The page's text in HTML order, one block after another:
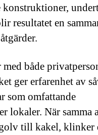
konstruktioner,
resultatet en
både
ger erfarenhet av
som omfattande
lokaler. När samma
till kakel, klinker